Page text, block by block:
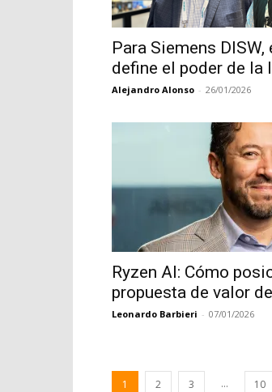
Para Siemens
define el poder de la
Alejandro Alonso - 26/01/2026
Ryzen AI: Cómo
propuesta de valor
Leonardo Barbieri - 07/01/2026
1 2 3 ... 10